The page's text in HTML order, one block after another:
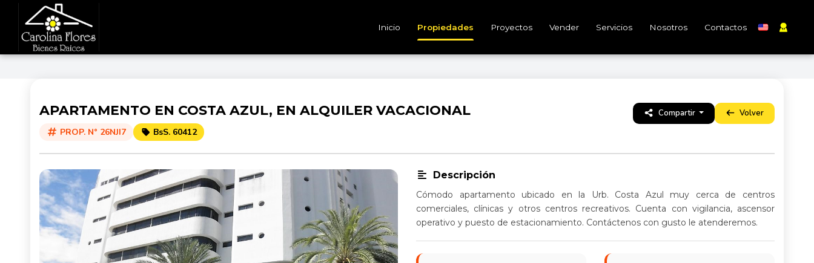
Inicio Propiedades Proyectos Vender Servicios Nosotros Contactos
APARTAMENTO EN COSTA AZUL, EN ALQUILER VACACIONAL
PROP. N° 26NJI7 BsS. 60412
Compartir Volver
Descripción
Cómodo apartamento ubicado en la Urb. Costa Azul muy cerca de centros
comerciales, clínicas y otros centros recreativos. Cuenta con vigilancia, ascensor
operativo y puesto de estacionamiento. Contáctenos con gusto le atenderemos.